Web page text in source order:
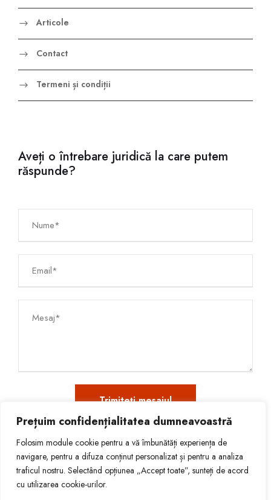
Prețuim confidențialitatea dumneavoastră
Folosim module cookie pentru a vă îmbunătăți experiența de
navigare, pentru a difuza conținut personalizat și pentru a analiza
traficul nostru. Selectând opțiunea „Accept toate”, sunteți de acord
cu utilizarea cookie-urilor.
Articole
Contact
Termeni și condiții
Aveți o întrebare juridică la care putem
răspunde?
© 2026 ADRIAN ȚAPU - LAW OFFICE